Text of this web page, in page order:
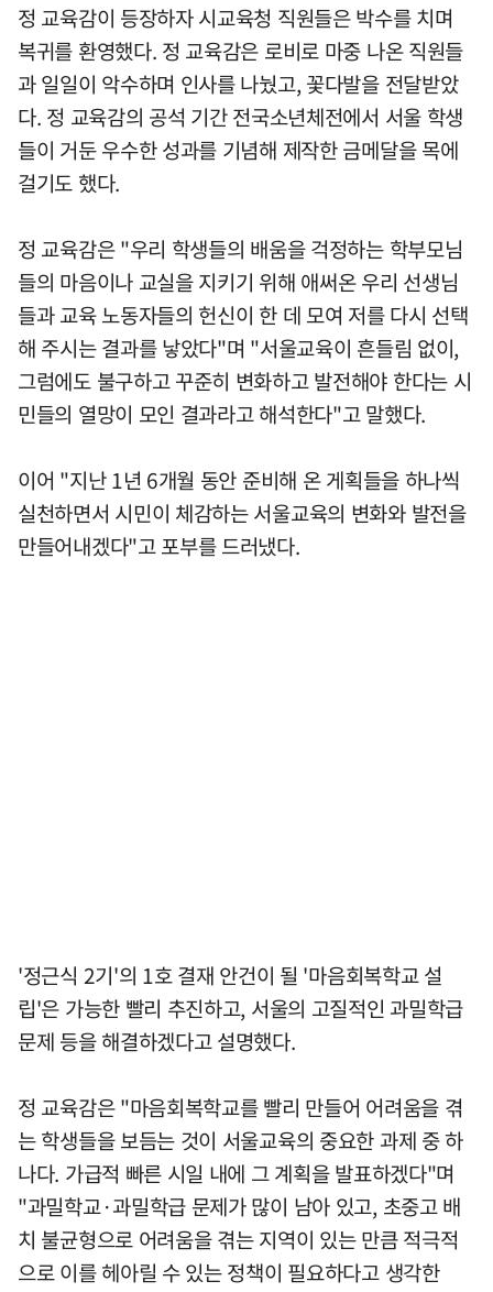
정 교육감이 등장하자 시교육청 직원들은 박수를 치며
복귀를 환영했다. 정 교육감은 로비로 마중 나온 직원들
과 일일이 악수하며 인사를 나눴고, 꽃다발을 전달받았
다. 정 교육감의 공석 기간 전국소년체전에서 서울 학생
들이 거둔 우수한 성과를 기념해 제작한 금메달을 목에
걸기도 했다.
정 교육감은 "우리 학생들의 배움을 걱정하는 학부모님
들의 마음이나 교실을 지키기 위해 애써온 우리 선생님
들과 교육 노동자들의 헌신이 한 데 모여 저를 다시 선택
해 주시는 결과를 낳았다"며 "서울교육이 흔들림 없이,
그럼에도 불구하고 꾸준히 변화하고 발전해야 한다는 시
민들의 열망이 모인 결과라고 해석한다"고 말했다.
이어 "지난 1년 6개월 동안 준비해 온 게획들을 하나씩
실천하면서 시민이 체감하는 서울교육의 변화와 발전을
만들어내겠다"고 포부를 드러냈다.
'정근식 2기'의 1호 결재 안건이 될 '마음회복학교 설
립'은 가능한 빨리 추진하고, 서울의 고질적인 과밀학급
문제 등을 해결하겠다고 설명했다.
정 교육감은 "마음회복학교를 빨리 만들어 어려움을 겪
는 학생들을 보듬는 것이 서울교육의 중요한 과제 중 하
나다. 가급적 빠른 시일 내에 그 계획을 발표하겠다"며
"과밀학교·과밀학급 문제가 많이 남아 있고, 초중고 배
치 불균형으로 어려움을 겪는 지역이 있는 만큼 적극적
으로 이를 헤아릴 수 있는 정책이 필요하다고 생각한